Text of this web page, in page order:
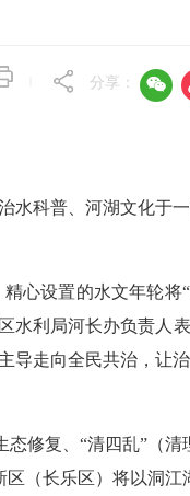
分享： 
水科普、河湖文化于
心设置的水文年轮将
水利局河长办负责人
导走向全民共治，让
修复、“清四乱”（清
（长乐区）将以洞江